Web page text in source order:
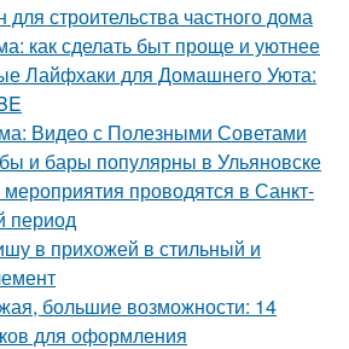
для строительства частного дома
как сделать быт проще и уютнее
Лайфхаки для Домашнего Уюта:
Видео с Полезными Советами
и бары популярны в Ульяновске
мероприятия проводятся в Санкт-
период
в прихожей в стильный и
большие возможности: 14
для оформления